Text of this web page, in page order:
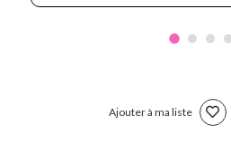
Ajouter à ma liste